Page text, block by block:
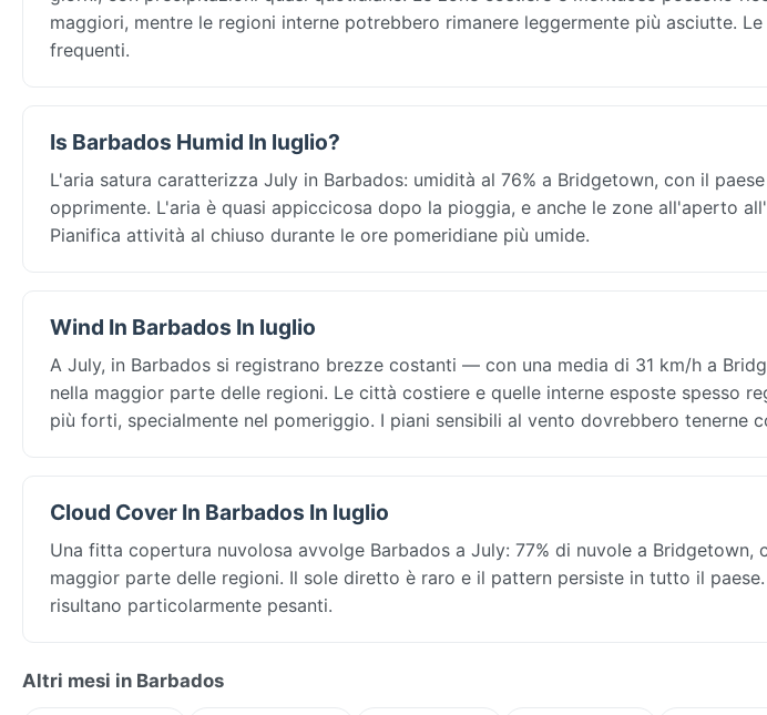
maggiori, mentre le regioni interne potrebbero rimanere leggermente più asciutte.
frequenti.
Is Barbados Humid In luglio?
L'aria satura caratterizza July in Barbados: umidità al 76% a Bridgetown, con il
opprimente. L'aria è quasi appiccicosa dopo la pioggia, e anche le zone all'aperto
Pianifica attività al chiuso durante le ore pomeridiane più umide.
Wind In Barbados In luglio
A July, in Barbados si registrano brezze costanti — con una media di 31 km/h a
nella maggior parte delle regioni. Le città costiere e quelle interne esposte spesso
più forti, specialmente nel pomeriggio. I piani sensibili al vento dovrebbero tenerne
Cloud Cover In Barbados In luglio
Una fitta copertura nuvolosa avvolge Barbados a July: 77% di nuvole a Bridgetown,
maggior parte delle regioni. Il sole diretto è raro e il pattern persiste in tutto il
risultano particolarmente pesanti.
Altri mesi in Barbados